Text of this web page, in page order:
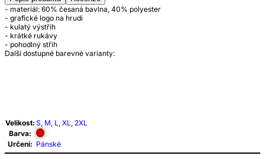
- materiál: 60% česaná bavlna, 40% polyester
- grafické logo na hrudi
- kulatý výstřih
- krátké rukávy
- pohodlný střih
Další dostupné barevné varianty:
Velikost: S, M, L, XL, 2XL
Barva:
Určení: Pánské